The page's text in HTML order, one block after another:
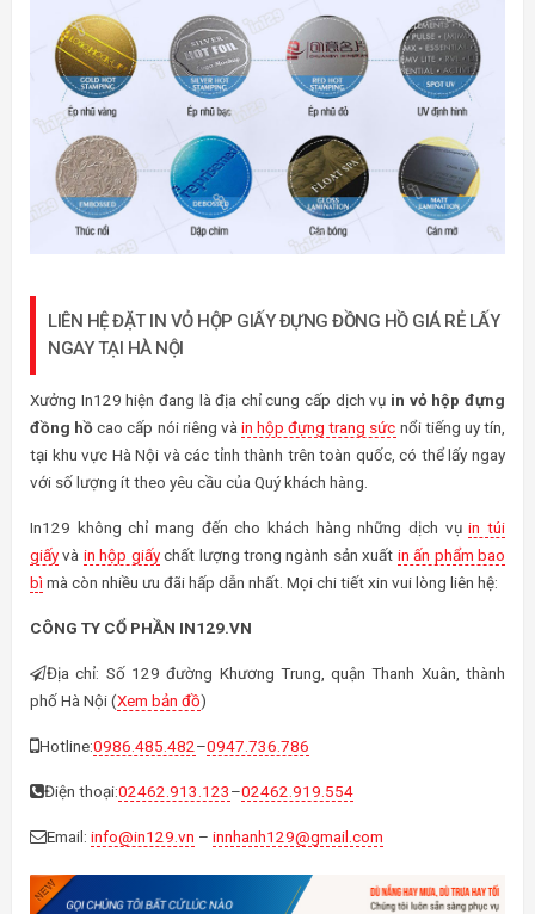
LIÊN HỆ ĐẶT IN VỎ HỘP GIẤY ĐỰNG ĐỒNG HỒ GIÁ RẺ LẤY
NGAY TẠI HÀ NỘI
Xưởng In129 hiện đang là địa chỉ cung cấp dịch vụ in vỏ hộp đựng
đồng hồcao cấp nói riêng và in hộp đựng trang sức nổi tiếng uy tín,
tại khu vực Hà Nội và các tỉnh thành trên toàn quốc, có thể lấy ngay
với số lượng ít theo yêu cầu của Quý khách hàng.
In129 không chỉ mang đến cho khách hàng những dịch vụin túi
giấyvà in hộp giấychất lượng trong ngành sản xuất in ấn phẩm bao
bì mà còn nhiều ưu đãi hấp dẫn nhất. Mọi chi tiết xin vui lòng liên hệ:
CÔNG TY CỔ PHẦN IN129.VN
Địa chỉ: Số 129 đường Khương Trung, quận Thanh Xuân, thành
phố Hà Nội (Xem bản đồ)
Hotline:0986.485.482–0947.736.786
Điện thoại:02462.913.123–02462.919.554
Email: info@in129.vn – innhanh129@gmail.com